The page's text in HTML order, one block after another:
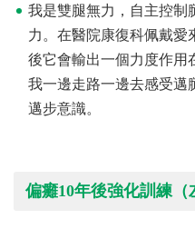
我是雙腿無力，自主控制
力。在醫院康復科佩戴愛
後它會輸出一個力度作用
我一邊走路一邊去感受邁
邁步意識。
偏癱10年後強化訓練（